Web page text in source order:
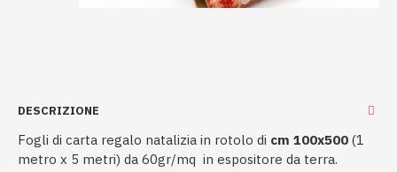
DESCRIZIONE
Fogli di carta regalo natalizia in rotolo di cm 100x500 (1
metro x 5 metri) da 60gr/mq in espositore da terra.